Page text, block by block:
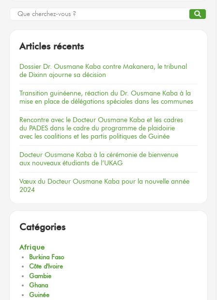
Articles récents
Dossier Dr. Ousmane Kaba contre Makanera, le tribunal
de Dixinn ajourne sa décision
Transition guinéenne, réaction du Dr. Ousmane Kaba à la
mise en place de délégations spéciales dans les communes
Rencontre avec le Docteur Ousmane Kaba et les cadres
du PADES dans le cadre du programme de plaidoirie
avec les coalitions et les partis politiques de Guinée
Docteur Ousmane Kaba à la cérémonie de bienvenue
aux nouveaux étudiants de l’UKAG
Vœux du Docteur Ousmane Kaba pour la nouvelle année
2024
Catégories
Afrique
Burkina Faso
Côte d'Ivoire
Gambie
Ghana
Guinée